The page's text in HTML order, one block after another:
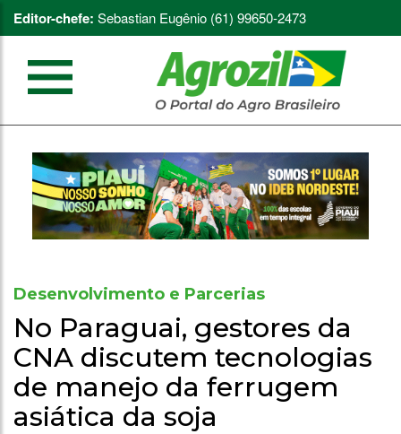
Editor-chefe: Sebastian Eugênio (61) 99650-2473
Desenvolvimento e Parcerias
No Paraguai, gestores da
CNA discutem tecnologias
de manejo da ferrugem
asiática da soja